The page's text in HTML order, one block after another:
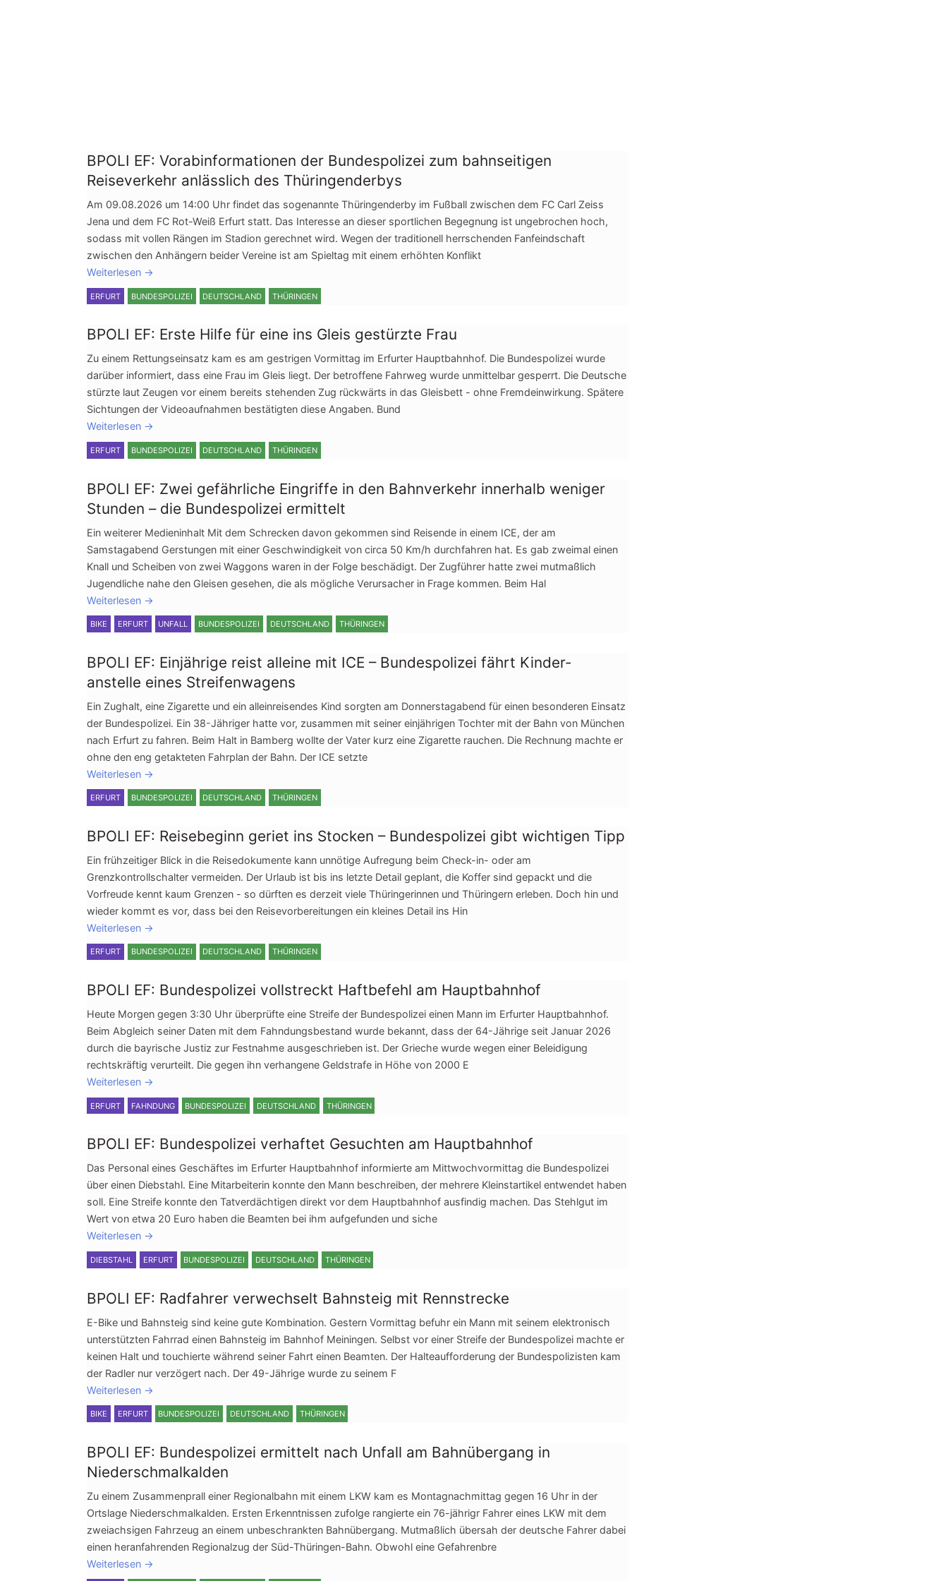
BPOLI EF: Vorabinformationen der Bundespolizei zum bahnseitigen
Reiseverkehr anlässlich des Thüringenderbys
Am 09.08.2026 um 14:00 Uhr findet das sogenannte Thüringenderby im Fußball zwischen dem FC Carl Zeiss
Jena und dem FC Rot-Weiß Erfurt statt. Das Interesse an dieser sportlichen Begegnung ist ungebrochen hoch,
sodass mit vollen Rängen im Stadion gerechnet wird. Wegen der traditionell herrschenden Fanfeindschaft
zwischen den Anhängern beider Vereine ist am Spieltag mit einem erhöhten Konflikt
Weiterlesen →
ERFURT BUNDESPOLIZEI DEUTSCHLAND THÜRINGEN
BPOLI EF: Erste Hilfe für eine ins Gleis gestürzte Frau
Zu einem Rettungseinsatz kam es am gestrigen Vormittag im Erfurter Hauptbahnhof. Die Bundespolizei wurde
darüber informiert, dass eine Frau im Gleis liegt. Der betroffene Fahrweg wurde unmittelbar gesperrt. Die Deutsche
stürzte laut Zeugen vor einem bereits stehenden Zug rückwärts in das Gleisbett - ohne Fremdeinwirkung. Spätere
Sichtungen der Videoaufnahmen bestätigten diese Angaben. Bund
Weiterlesen →
ERFURT BUNDESPOLIZEI DEUTSCHLAND THÜRINGEN
BPOLI EF: Zwei gefährliche Eingriffe in den Bahnverkehr innerhalb weniger
Stunden – die Bundespolizei ermittelt
Ein weiterer Medieninhalt Mit dem Schrecken davon gekommen sind Reisende in einem ICE, der am
Samstagabend Gerstungen mit einer Geschwindigkeit von circa 50 Km/h durchfahren hat. Es gab zweimal einen
Knall und Scheiben von zwei Waggons waren in der Folge beschädigt. Der Zugführer hatte zwei mutmaßlich
Jugendliche nahe den Gleisen gesehen, die als mögliche Verursacher in Frage kommen. Beim Hal
Weiterlesen →
BIKE ERFURT UNFALL BUNDESPOLIZEI DEUTSCHLAND THÜRINGEN
BPOLI EF: Einjährige reist alleine mit ICE – Bundespolizei fährt Kinder-
anstelle eines Streifenwagens
Ein Zughalt, eine Zigarette und ein alleinreisendes Kind sorgten am Donnerstagabend für einen besonderen Einsatz
der Bundespolizei. Ein 38-Jähriger hatte vor, zusammen mit seiner einjährigen Tochter mit der Bahn von München
nach Erfurt zu fahren. Beim Halt in Bamberg wollte der Vater kurz eine Zigarette rauchen. Die Rechnung machte er
ohne den eng getakteten Fahrplan der Bahn. Der ICE setzte
Weiterlesen →
ERFURT BUNDESPOLIZEI DEUTSCHLAND THÜRINGEN
BPOLI EF: Reisebeginn geriet ins Stocken – Bundespolizei gibt wichtigen Tipp
Ein frühzeitiger Blick in die Reisedokumente kann unnötige Aufregung beim Check-in- oder am
Grenzkontrollschalter vermeiden. Der Urlaub ist bis ins letzte Detail geplant, die Koffer sind gepackt und die
Vorfreude kennt kaum Grenzen - so dürften es derzeit viele Thüringerinnen und Thüringern erleben. Doch hin und
wieder kommt es vor, dass bei den Reisevorbereitungen ein kleines Detail ins Hin
Weiterlesen →
ERFURT BUNDESPOLIZEI DEUTSCHLAND THÜRINGEN
BPOLI EF: Bundespolizei vollstreckt Haftbefehl am Hauptbahnhof
Heute Morgen gegen 3:30 Uhr überprüfte eine Streife der Bundespolizei einen Mann im Erfurter Hauptbahnhof.
Beim Abgleich seiner Daten mit dem Fahndungsbestand wurde bekannt, dass der 64-Jährige seit Januar 2026
durch die bayrische Justiz zur Festnahme ausgeschrieben ist. Der Grieche wurde wegen einer Beleidigung
rechtskräftig verurteilt. Die gegen ihn verhangene Geldstrafe in Höhe von 2000 E
Weiterlesen →
ERFURT FAHNDUNG BUNDESPOLIZEI DEUTSCHLAND THÜRINGEN
BPOLI EF: Bundespolizei verhaftet Gesuchten am Hauptbahnhof
Das Personal eines Geschäftes im Erfurter Hauptbahnhof informierte am Mittwochvormittag die Bundespolizei
über einen Diebstahl. Eine Mitarbeiterin konnte den Mann beschreiben, der mehrere Kleinstartikel entwendet haben
soll. Eine Streife konnte den Tatverdächtigen direkt vor dem Hauptbahnhof ausfindig machen. Das Stehlgut im
Wert von etwa 20 Euro haben die Beamten bei ihm aufgefunden und siche
Weiterlesen →
DIEBSTAHL ERFURT BUNDESPOLIZEI DEUTSCHLAND THÜRINGEN
BPOLI EF: Radfahrer verwechselt Bahnsteig mit Rennstrecke
E-Bike und Bahnsteig sind keine gute Kombination. Gestern Vormittag befuhr ein Mann mit seinem elektronisch
unterstützten Fahrrad einen Bahnsteig im Bahnhof Meiningen. Selbst vor einer Streife der Bundespolizei machte er
keinen Halt und touchierte während seiner Fahrt einen Beamten. Der Halteaufforderung der Bundespolizisten kam
der Radler nur verzögert nach. Der 49-Jährige wurde zu seinem F
Weiterlesen →
BIKE ERFURT BUNDESPOLIZEI DEUTSCHLAND THÜRINGEN
BPOLI EF: Bundespolizei ermittelt nach Unfall am Bahnübergang in
Niederschmalkalden
Zu einem Zusammenprall einer Regionalbahn mit einem LKW kam es Montagnachmittag gegen 16 Uhr in der
Ortslage Niederschmalkalden. Ersten Erkenntnissen zufolge rangierte ein 76-jährigr Fahrer eines LKW mit dem
zweiachsigen Fahrzeug an einem unbeschrankten Bahnübergang. Mutmaßlich übersah der deutsche Fahrer dabei
einen heranfahrenden Regionalzug der Süd-Thüringen-Bahn. Obwohl eine Gefahrenbre
Weiterlesen →